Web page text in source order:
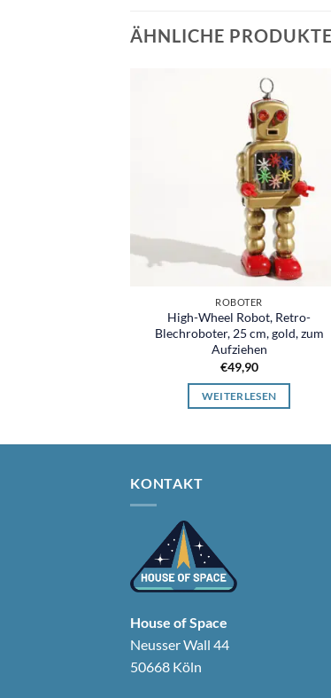
ÄHNLICHE PRODUKTE
ROBOTER
High-Wheel Robot, Retro-
Blechroboter, 25 cm, gold, zum
Aufziehen
€49,90
WEITERLESEN
KONTAKT
House of Space
Neusser Wall 44
50668 Köln